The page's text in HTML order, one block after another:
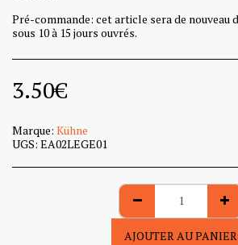
Pré-commande: cet article sera de nouveau
sous 10 à 15 jours ouvrés.
3.50€
Marque: Kühne
UGS: EA02LEGE01
AJOUTER AU PANIER